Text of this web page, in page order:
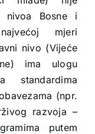
nivoa Bosne i
mjeri
nivo (Vijeće
ima ulogu
standardima
(npr.
razvoja –
putem